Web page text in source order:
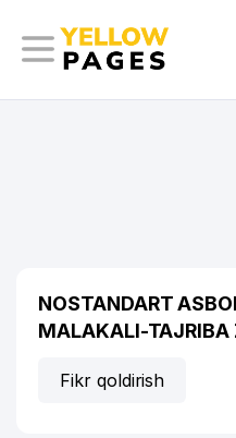
NOSTANDART
MALAKALI-TAJRIBA
Fikr qoldirish